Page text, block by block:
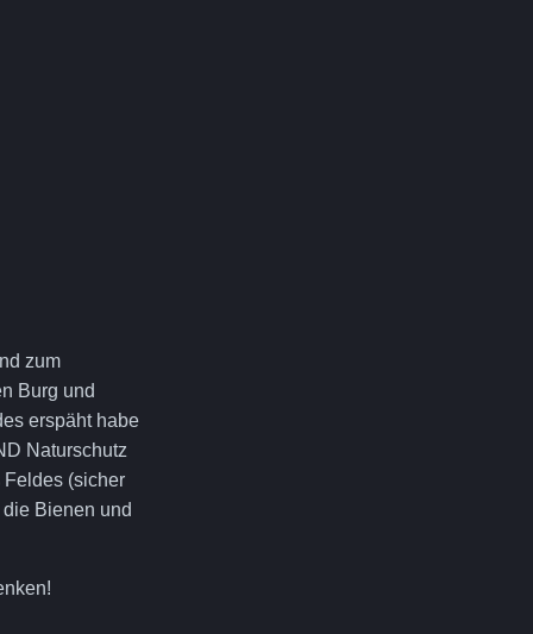
zum
Burg und
erspäht habe
Naturschutz
Feldes (sicher
Bienen und